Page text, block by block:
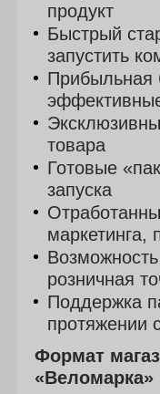
продукт
Быстрый
запустить
Прибыльная
товара
Готовые
запуска
маркетинга,
розничная
Поддержка
протяжении
Формат
«Веломарка»